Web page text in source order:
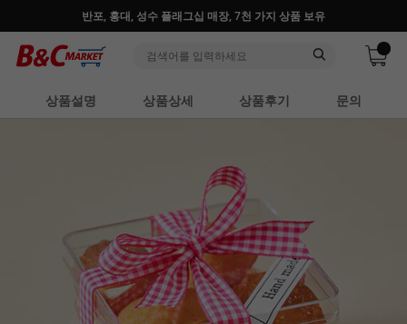
♥ 회원가입 특별혜택 (사업자 추가혜택) ♥
상품설명 상품상세 상품후기 문의